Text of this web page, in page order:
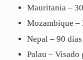
Mauritania –
Mozambique –
Nepal – 90 días
Palau –